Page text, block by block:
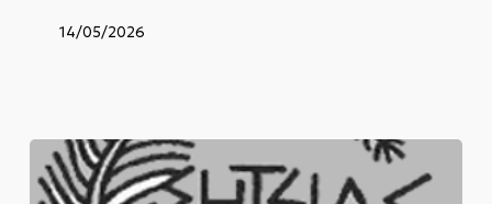
14/05/2026